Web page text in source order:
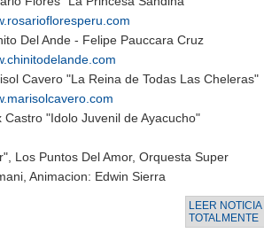
Del Ande - Felipe Pauccara Cruz
Cavero "La Reina de Todas Las Cheleras"
Castro "Idolo Juvenil de Ayacucho"
, Los Puntos Del Amor, Orquesta Super
, Animacion: Edwin Sierra
LEER NOTICIA
TOTALMENTE